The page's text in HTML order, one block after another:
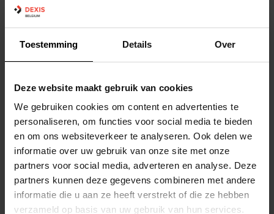
Toestemming Details Over
Deze website maakt gebruik van cookies
We gebruiken cookies om content en advertenties te
personaliseren, om functies voor social media te bieden
en om ons websiteverkeer te analyseren. Ook delen we
informatie over uw gebruik van onze site met onze
partners voor social media, adverteren en analyse. Deze
partners kunnen deze gegevens combineren met andere
informatie die u aan ze heeft verstrekt of die ze hebben
verzameld op basis van uw gebruik van hun services.